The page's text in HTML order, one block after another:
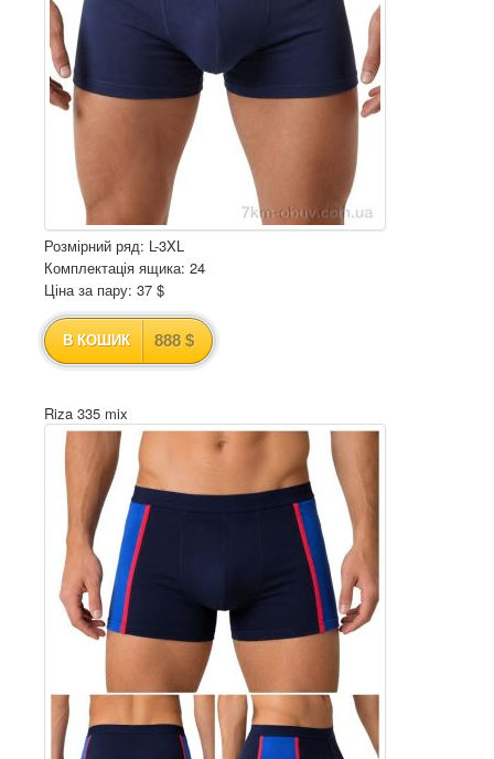
Розмірний ряд: L-3XL
Комплектація ящика: 24
Ціна за пару: 37 $
В КОШИК 888 $
Riza 335 mix